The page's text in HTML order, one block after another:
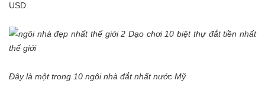
USD.
Đây là một trong 10 ngôi nhà đắt nhất nước Mỹ